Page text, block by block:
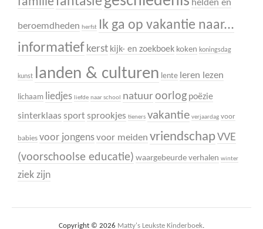
helden en
beroemdheden herfst Ik ga op vakantie naar...
informatief kerst kijk- en zoekboek koken koningsdag
kunst landen & culturen lente leren lezen
lichaam liedjes liefde naar school natuur oorlog poëzie
sinterklaas sport sprookjes tieners vakantie verjaardag voor
babies voor jongensvoor meiden vriendschapVVE
(voorschoolse educatie) waargebeurde verhalen winter
ziek zijn
Copyright © 2026 Matty's Leukste Kinderboek.